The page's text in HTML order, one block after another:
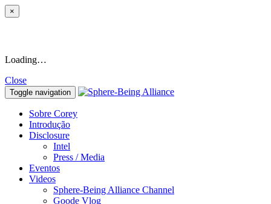
×
Loading…
Close
Toggle navigation
Sobre Corey
Introdução
Disclosure
Intel
Press / Media
Eventos
Videos
Sphere-Being Alliance Channel
Goode Vlog